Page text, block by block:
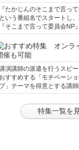
『たかじんのそこまで言って
という番組名でスタートし
『そこまで言って委員会NP
演講師の派遣を行うスピ
おすすめする「モチベーシ
プ」テーマを得意とする講
特集一覧を